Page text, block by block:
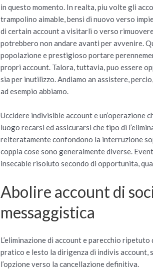
in questo momento. In realta, piu volte gli
trampolino aimable, bensi di nuovo verso
di certain account a visitarli o verso
potrebbero non andare avanti per avvenire.
popolazione e prestigioso portare
propri account. Talora, tuttavia, puo essere
sia per inutilizzo. Andiamo an assistere,
ad esempio abbiamo.
Uccidere indivisible account e un’operazione
luogo recarsi ed assicurarsi che tipo di
reiteratamente confondono la interruzione
coppia cose sono generalmente diverse.
insecable risoluto secondo di opportunita,
Abolire account di
messaggistica
L’eliminazione di account e parecchio
pratico e lesto la dirigenza di indivis account,
l’opzione verso la cancellazione definitiva.